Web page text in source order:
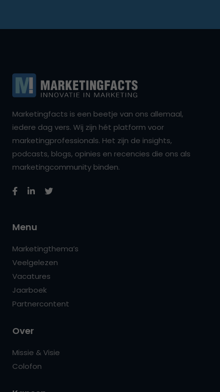
Marketingfacts is een beetje van ons allemaal,
iedere dag vers. Wij zijn hét platform voor
marketingprofessionals. Het zijn de insights,
podcasts, blogs, opinies en recencies die ons als
marketingcommunity binden.
Menu
Marketingthema’s
Veelgelezen
Vacatures
Jaarboek
Partnercontent
Over
Missie & Visie
Colofon